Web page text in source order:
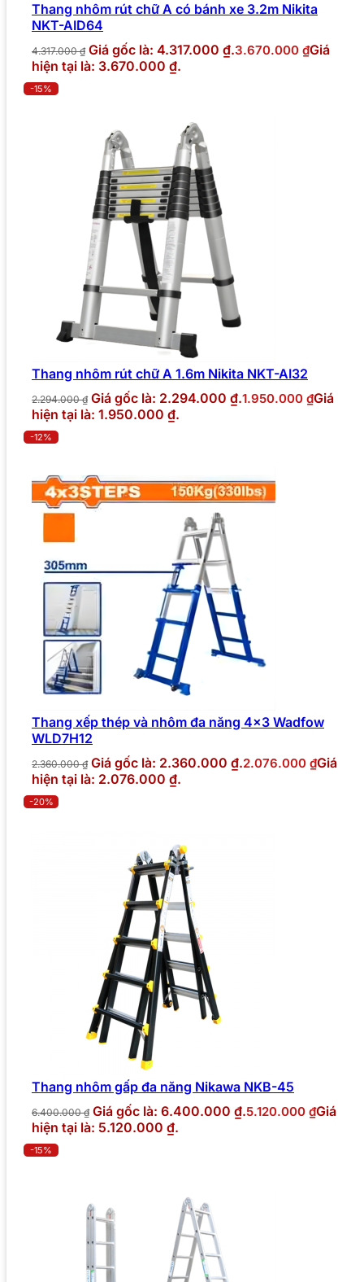
Thang nhôm rút chữ A có bánh xe 3.2m Nikita
NKT-AID64
4.317.000₫ Giá gốc là: 4.317.000 ₫.3.670.000 ₫Giá
hiện tại là: 3.670.000 ₫.
-15%
Thang nhôm rút chữ A 1.6m Nikita NKT-AI32
2.294.000₫ Giá gốc là: 2.294.000 ₫.1.950.000 ₫Giá
hiện tại là: 1.950.000 ₫.
-12%
Thang xếp thép và nhôm đa năng 4×3 Wadfow
WLD7H12
2.360.000₫ Giá gốc là: 2.360.000 ₫.2.076.000 ₫Giá
hiện tại là: 2.076.000 ₫.
-20%
Thang nhôm gấp đa năng Nikawa NKB-45
6.400.000₫ Giá gốc là: 6.400.000 ₫.5.120.000 ₫Giá
hiện tại là: 5.120.000 ₫.
-15%